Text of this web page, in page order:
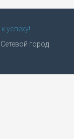
к успеху!
Сетевой город